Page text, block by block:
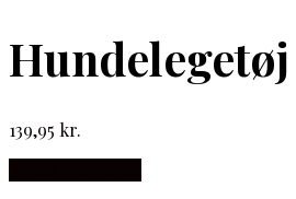
139,95 kr.